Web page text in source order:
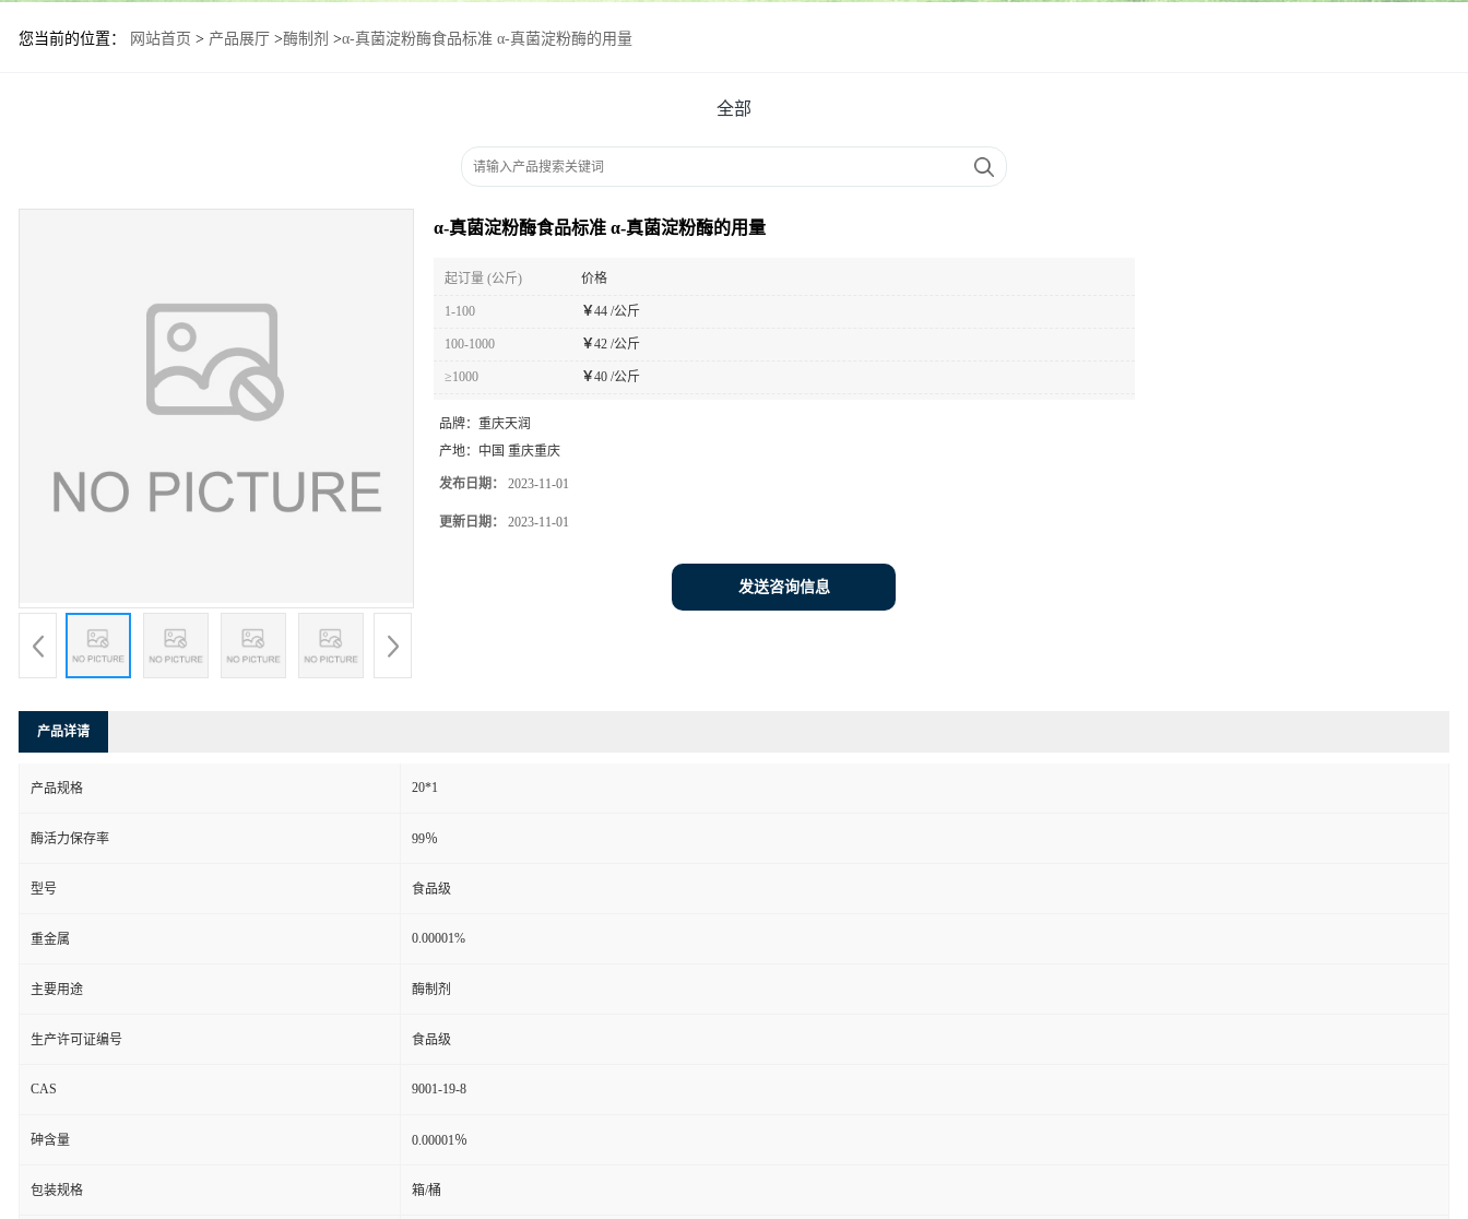
您当前的位置： 网站首页 > 产品展厅 >酶制剂 >α-真菌淀粉酶食品标准 α-真菌淀粉酶的用量
全部
α-真菌淀粉酶食品标准 α-真菌淀粉酶的用量
起订量 (公斤) 价格
1-100 ￥44 /公斤
100-1000 ￥42 /公斤
≥1000 ￥40 /公斤
品牌： 重庆天润
产地： 中国 重庆重庆
发布日期： 2023-11-01
更新日期： 2023-11-01
发送咨询信息
产品详请
产品规格 20*1
酶活力保存率 99％
型号 食品级
重金属 0.00001%
主要用途 酶制剂
生产许可证编号 食品级
CAS 9001-19-8
砷含量 0.00001％
包装规格 箱/桶